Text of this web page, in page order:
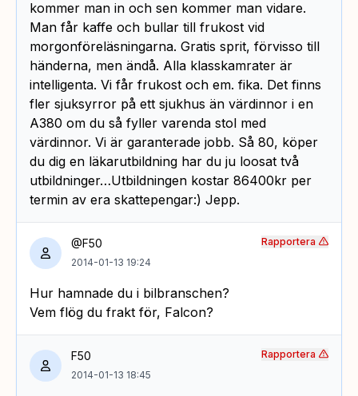
kommer man in och sen kommer man vidare.
Man får kaffe och bullar till frukost vid
morgonföreläsningarna. Gratis sprit, förvisso till
händerna, men ändå. Alla klasskamrater är
intelligenta. Vi får frukost och em. fika. Det finns
fler sjuksyrror på ett sjukhus än värdinnor i en
A380 om du så fyller varenda stol med
värdinnor. Vi är garanterade jobb. Så 80, köper
du dig en läkarutbildning har du ju loosat två
utbildninger…Utbildningen kostar 86400kr per
termin av era skattepengar:) Jepp.
@F50
2014-01-13 19:24
Hur hamnade du i bilbranschen?
Vem flög du frakt för, Falcon?
Rapportera
F50
2014-01-13 18:45
Rapportera